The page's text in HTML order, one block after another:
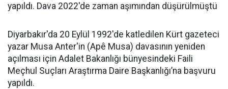
yapıldı. Dava 2022'de zaman aşımından düşürülmüştü
Diyarbakır'da 20 Eylül 1992'de katledilen Kürt gazeteci
yazar Musa Anter'in (Apê Musa) davasının yeniden
açılması için Adalet Bakanlığı bünyesindeki Faili
Meçhul Suçları Araştırma Daire Başkanlığı’na başvuru
yapıldı.